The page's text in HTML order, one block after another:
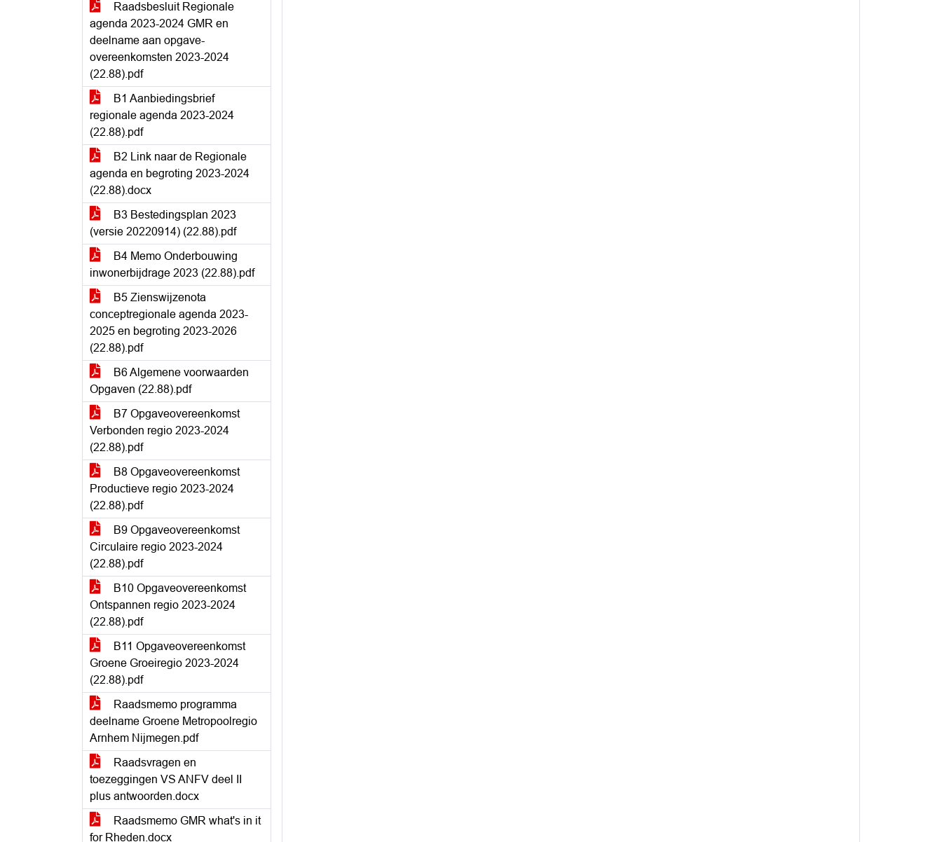
Raadsbesluit Regionale
agenda 2023-2024 GMR en
deelname aan opgave-
overeenkomsten 2023-2024
(22.88).pdf
B1 Aanbiedingsbrief
regionale agenda 2023-2024
(22.88).pdf
B2 Link naar de Regionale
agenda en begroting 2023-2024
(22.88).docx
B3 Bestedingsplan 2023
(versie 20220914) (22.88).pdf
B4 Memo Onderbouwing
inwonerbijdrage 2023 (22.88).pdf
B5 Zienswijzenota
conceptregionale agenda 2023-
2025 en begroting 2023-2026
(22.88).pdf
B6 Algemene voorwaarden
Opgaven (22.88).pdf
B7 Opgaveovereenkomst
Verbonden regio 2023-2024
(22.88).pdf
B8 Opgaveovereenkomst
Productieve regio 2023-2024
(22.88).pdf
B9 Opgaveovereenkomst
Circulaire regio 2023-2024
(22.88).pdf
B10 Opgaveovereenkomst
Ontspannen regio 2023-2024
(22.88).pdf
B11 Opgaveovereenkomst
Groene Groeiregio 2023-2024
(22.88).pdf
Raadsmemo programma
deelname Groene Metropoolregio
Arnhem Nijmegen.pdf
Raadsvragen en
toezeggingen VS ANFV deel II
plus antwoorden.docx
Raadsmemo GMR what's in it
for Rheden.docx